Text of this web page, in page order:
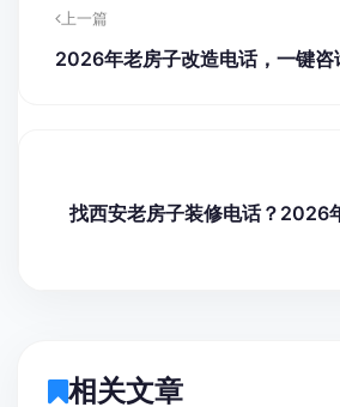
上一篇
2026年老房子改造电话，一键咨
找西安老房子装修电话？2026
相关文章